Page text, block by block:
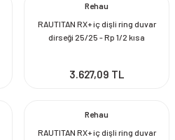
Rehau
RAUTITAN RX+ iç dişli ring duvar
dirseği 25/25 - Rp 1/2 kısa
3.627,09 TL
Rehau
RAUTITAN RX+ iç dişli ring duvar